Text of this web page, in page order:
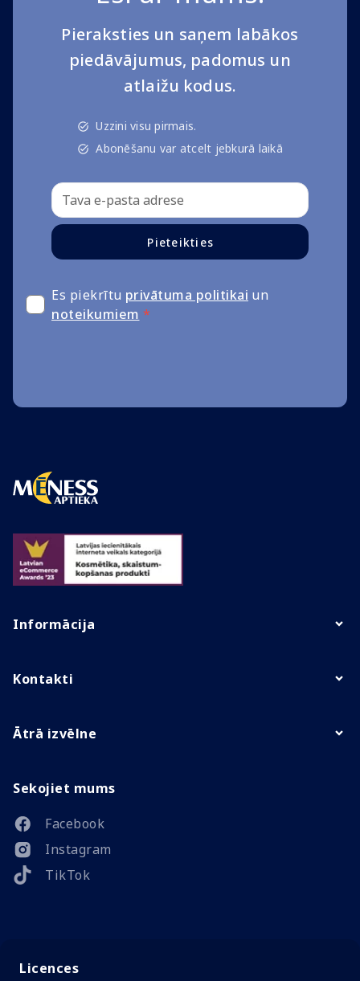
Pieraksties un saņem labākos
piedāvājumus, padomus un
atlaižu kodus.
Uzzini visu pirmais.
Abonēšanu var atcelt jebkurā laikā
Pieteikties
Es piekrītu privātuma politikai un
noteikumiem *
Informācija
Kontakti
Ātrā izvēlne
Sekojiet mums
Facebook
Instagram
TikTok
Licences